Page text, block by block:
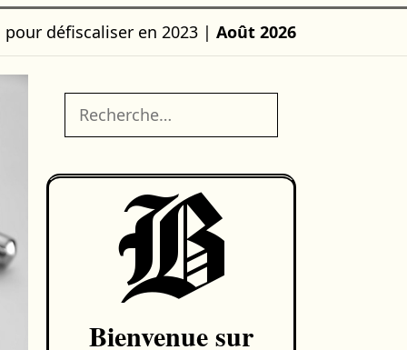
défiscaliser en 2023 | Août 2026
Rechercher :
B
Bienvenue sur